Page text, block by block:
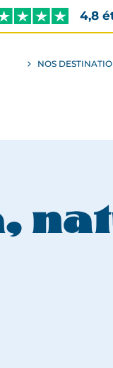
4,8
NOS
ALLER